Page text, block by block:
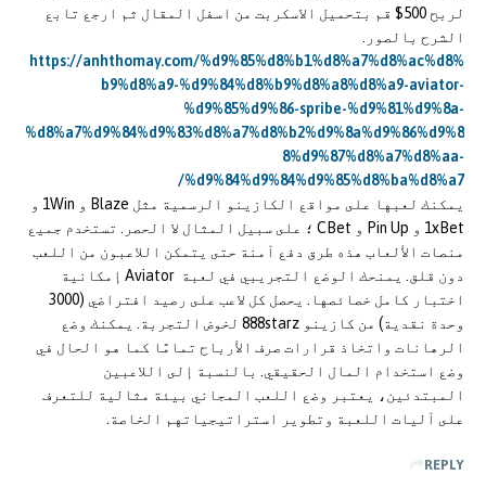
لربح 500$ قم بتحميل الاسكربت من اسفل المقال ثم ارجع تابع
الشرح بالصور.
https://anhthomay.com/%d9%85%d8%b1%d8%a7%d8%ac%d8%
b9%d8%a9-%d9%84%d8%b9%d8%a8%d8%a9-aviator-
%d9%85%d9%86-spribe-%d9%81%d9%8a-
%d8%a7%d9%84%d9%83%d8%a7%d8%b2%d9%8a%d9%86%d9%8
8%d9%87%d8%a7%d8%aa-
%d9%84%d9%84%d9%85%d8%ba%d8%a7/
يمكنك لعبها على مواقع الكازينو الرسمية مثل Blaze و 1Win و
1xBet و Pin Up و CBet ؛ على سبيل المثال لا الحصر. تستخدم جميع
منصات الألعاب هذه طرق دفع آمنة حتى يتمكن اللاعبون من اللعب
دون قلق. يمنحك الوضع التجريبي في لعبة Aviator إمكانية
اختبار كامل خصائصها. يحصل كل لاعب على رصيد افتراضي (3000
وحدة نقدية) من كازينو 888starz لخوض التجربة. يمكنك وضع
الرهانات واتخاذ قرارات صرف الأرباح تمامًا كما هو الحال في
وضع استخدام المال الحقيقي. بالنسبة إلى اللاعبين
المبتدئين، يعتبر وضع اللعب المجاني بيئة مثالية للتعرف
على آليات اللعبة وتطوير استراتيجياتهم الخاصة.
REPLY